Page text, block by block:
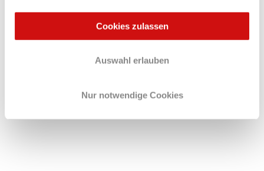
Cookies zulassen
Auswahl erlauben
Nur notwendige Cookies